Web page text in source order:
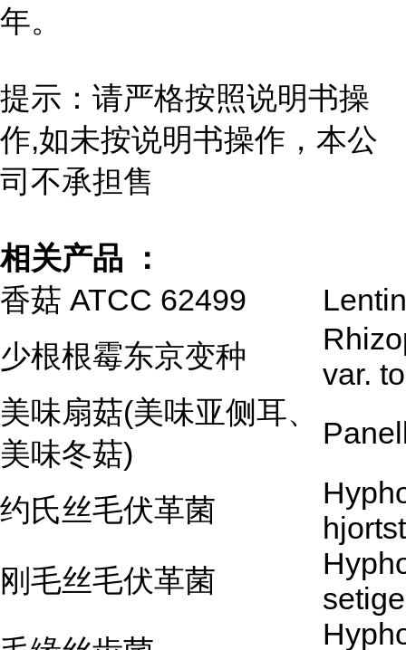
年。
提示：请严格按照说明书操
作,如未按说明书操作，本公
司不承担售
相关产品 ：
香菇 ATCC 62499
少根根霉东京变种
var.
美味扇菇(美味亚侧耳、
美味冬菇)
约氏丝毛伏革菌
刚毛丝毛伏革菌